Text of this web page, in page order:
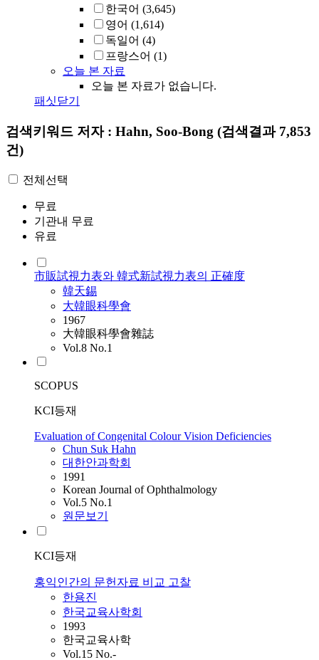
한국어 (3,645)
영어 (1,614)
독일어 (4)
프랑스어 (1)
오늘 본 자료
오늘 본 자료가 없습니다.
패싯닫기
검색키워드 저자 : Hahn, Soo-Bong (검색결과 7,853
건)
전체선택
무료
기관내 무료
유료
市販試視力表와 韓式新試視力表의 正確度
韓天錫
大韓眼科學會
1967
大韓眼科學會雜誌
Vol.8 No.1
SCOPUS
KCI등재
Evaluation of Congenital Colour Vision Deficiencies
Chun Suk Hahn
대한안과학회
1991
Korean Journal of Ophthalmology
Vol.5 No.1
원문보기
KCI등재
홍익인간의 문헌자료 비교 고찰
한용진
한국교육사학회
1993
한국교육사학
Vol.15 No.-